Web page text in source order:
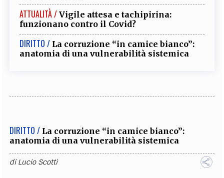
ATTUALITÀ / Vigile attesa e tachipirina:
funzionano contro il Covid?
DIRITTO / La corruzione “in camice bianco”:
anatomia di una vulnerabilità sistemica
DIRITTO / La corruzione “in camice bianco”:
anatomia di una vulnerabilità sistemica
diLucio Scotti